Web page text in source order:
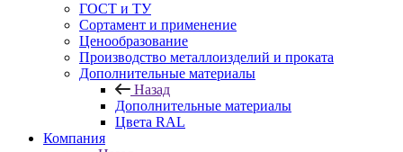
ГОСТ и ТУ
Сортамент и применение
Ценообразование
Производство металлоизделий и проката
Дополнительные материалы
Назад
Дополнительные материалы
Цвета RAL
Компания